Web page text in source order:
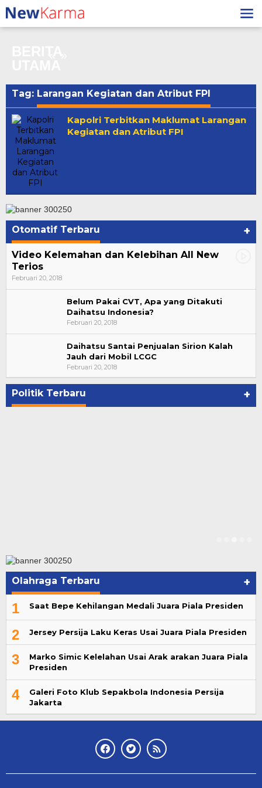
Lewati
ke
konten
Meningkat,
Terus
Bank Bengkulu Torehkan Sejarah! Laba
Naik 20,96% di Akhir 2024
Tag: Larangan Kegiatan dan Atribut FPI
Kapolri Terbitkan Maklumat Larangan
Kegiatan dan Atribut FPI
Otomatif Terbaru +
Video Kelemahan dan Kelebihan All New
Terios
Februari 20, 2018
Belum Pakai CVT, Apa yang Ditakuti
Daihatsu Indonesia?
Februari 20, 2018
Daihatsu Santai Penjualan Sirion Kalah
Jauh dari Mobil LCGC
Februari 20, 2018
Politik Terbaru +
Suharto Dipercaya Jadi Dewan Pengawas PP
PBSI 2020-2024
Di NASIONAL, POLITIK
Olahraga Terbaru +
1 Saat Bepe Kehilangan Medali Juara Piala Presiden
2 Jersey Persija Laku Keras Usai Juara Piala Presiden
3
Marko Simic Kelelahan Usai Arak arakan Juara Piala
Presiden
4
Galeri Foto Klub Sepakbola Indonesia Persija
Jakarta